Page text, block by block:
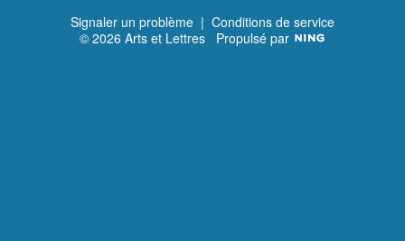
Signaler un problème | Conditions de service
© 2026 Arts et Lettres Propulsé par